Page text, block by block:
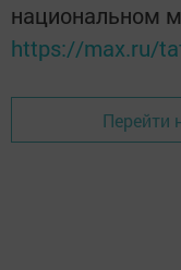
национальном
https://max.ru/
Перейти